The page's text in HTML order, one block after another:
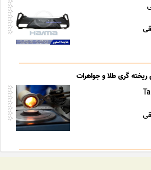
ریخته گری طلا و جواهرات